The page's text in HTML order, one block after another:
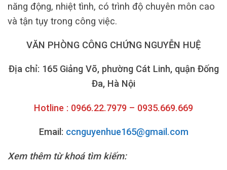
năng động, nhiệt tình, có trình độ chuyên môn cao
và tận tụy trong công việc.
VĂN PHÒNG CÔNG CHỨNG NGUYỄN HUỆ
Địa chỉ: 165 Giảng Võ, phường Cát Linh, quận Đống
Đa, Hà Nội
Hotline : 0966.22.7979 – 0935.669.669
Email: ccnguyenhue165@gmail.com
Xem thêm từ khoá tìm kiếm: